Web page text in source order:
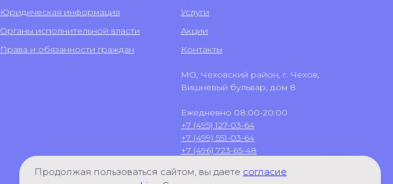
Продолжая пользоваться сайтом, вы даете согласие
Юридическая информация
Органы исполнительной власти
Права и обязанности граждан
Услуги
Акции
Контакты
МО, Чеховский район, г. Чехов,
Вишневый бульвар, дом 8
Ежедневно 08:00-20:00
+7 (495) 127-03-64
+7 (499) 551-03-64
+7 (496) 723-65-48